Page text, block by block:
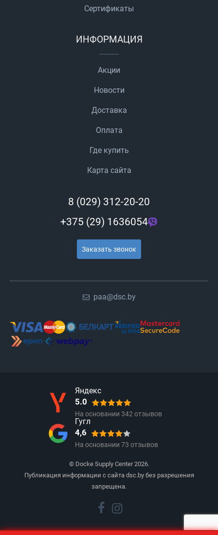
Сертификаты
ИНФОРМАЦИЯ
Акции
Новости
Доставка
Оплата
Где купить
Карта сайта
8 (029) 312-20-20
+375 (29) 1636054
Заказать звонок
paa@dsc.by
Яндекс
5.0
На основании 342отзывов
Гугл
4,6
На основании 73 отзывов
© Docke Supply Center 2026.
Публикация информации с сайта dsc.by без разрешения
запрещена.